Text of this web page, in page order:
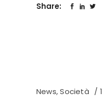
Share:
News,Società